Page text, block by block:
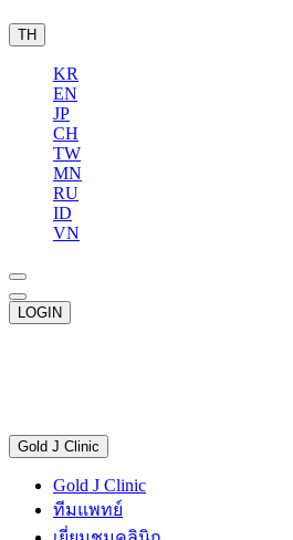
TH
KR
EN
JP
CH
TW
MN
RU
ID
VN
LOGIN
Gold J Clinic
Gold J Clinic
ทีมแพทย์